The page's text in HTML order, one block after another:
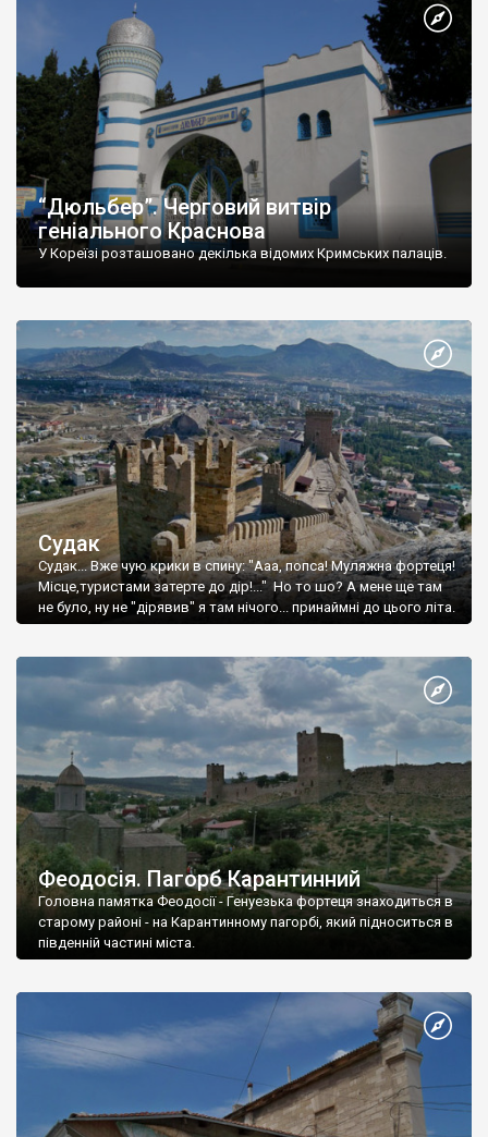
“Дюльбер”. Черговий витвір
геніального Краснова
У Кореїзі розташовано декілька відомих Кримських палаців.
Судак
Судак... Вже чую крики в спину: "Ааа, попса! Муляжна фортеця!
Місце,туристами затерте до дір!..." Но то шо? А мене ще там
не було, ну не "дірявив" я там нічого... принаймні до цього літа.
Феодосія. Пагорб Карантинний
Головна памятка Феодосії - Генуезька фортеця знаходиться в
старому районі - на Карантинному пагорбі, який підноситься в
південній частині міста.